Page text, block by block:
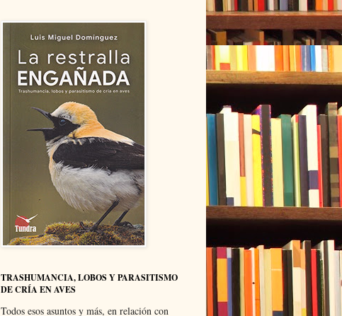
TRASHUMANCIA, LOBOS Y PARASITISMO
DE CRÍA EN AVES
Todos esos asuntos y más, en relación con